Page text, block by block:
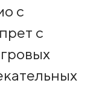
с
с